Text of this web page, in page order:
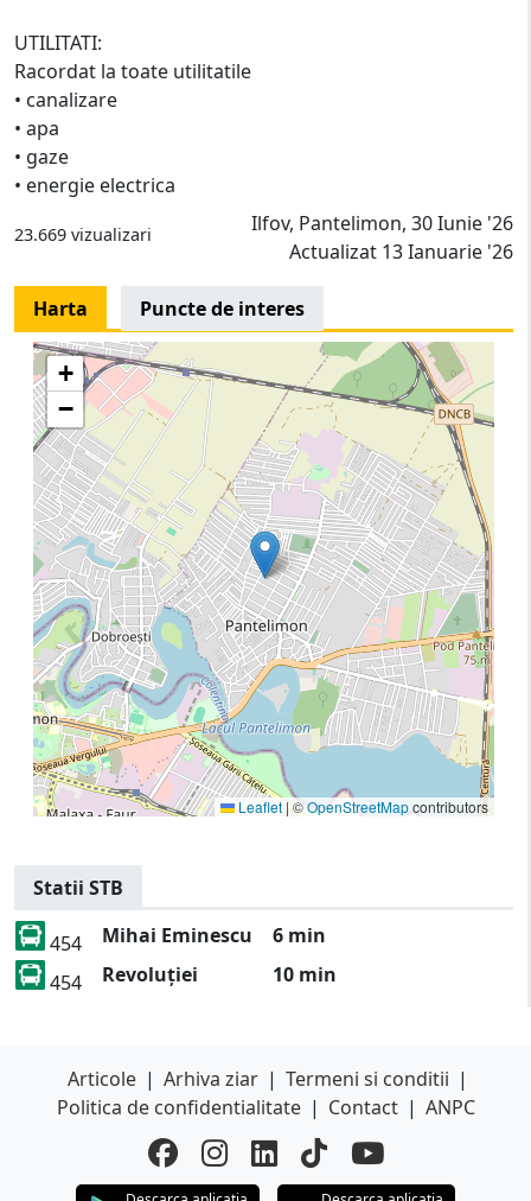
UTILITATI:
Racordat la toate utilitatile
• canalizare
• apa
• gaze
• energie electrica
23.669 vizualizari
Ilfov, Pantelimon, 30 Iunie '26
Actualizat 13 Ianuarie '26
Harta Puncte de interes
+
−
Leaflet| ©OpenStreetMapcontributors
Statii STB
454 Mihai Eminescu
6 min
454
Revoluției 10 min
Articole | Arhiva ziar | Termeni si conditii |
Politica de confidentialitate | Contact | ANPC